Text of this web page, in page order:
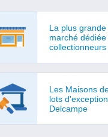
La plus
marché dédiée
collectionneurs
Les Maisons
lots
Delcampe